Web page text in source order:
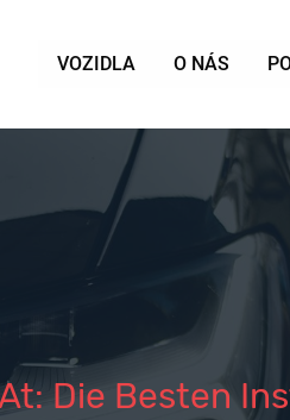
VOZIDLA O NÁS
Die Besten